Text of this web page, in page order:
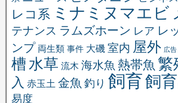
レコ系 ミナミヌマエビ
テナンス ラムズホーン レア レ
ンプ 両生類 事件 大磯 室内 屋外 広告
槽 水草 流木 海水魚 熱帯魚 繁
入 赤玉土 金魚 釣り 飼育飼
易度